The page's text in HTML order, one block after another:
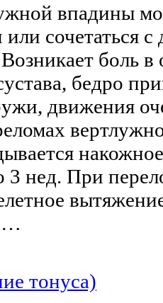
впадины
сочетаться
боль в
бедро
движения
3 нед. При
тонуса)